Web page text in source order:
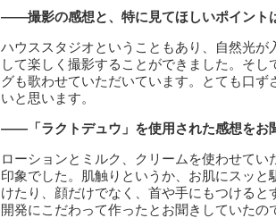
――撮影の感想と、特に見てほしいポイント
ハウススタジオということもあり、自然光
して楽しく撮影することができました。そ
グも歌わせていただいています。とても口
いと思います。
――「ラクトデュウ」を使用された感想をお
ローションとミルク、クリームを使わせて
印象でした。肌触りというか、お肌にスッ
けたり、顔だけでなく、首や手にもつける
開発にこだわって作ったとお聞きしていたの